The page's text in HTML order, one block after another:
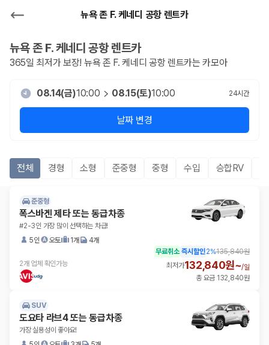
뉴욕 존 F. 케네디 공항 렌트카
뉴욕 존 F. 케네디 공항렌트카
365일 최저가 보장! 뉴욕 존 F. 케네디 공항 렌트카는 카모아
08.14(금)10:00 08.15(토)10:00 24시간
날짜 변경
전체 경형 소형 준중형 중형 수입 승합RV
준중형
폭스바겐 제타 또는 동급차종
#2-3인 가장 많이 선택하는 차급!
5인
오토 1개 4개
2개 업체 확인가능
무료취소 즉시할인2%135,840원
최저가132,840원~/일
총 요금 132,840원
SUV
도요타 라브4 또는 동급차종
가장 실용성이 좋아요!